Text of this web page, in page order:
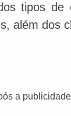
tipos
além dos
a publicidade